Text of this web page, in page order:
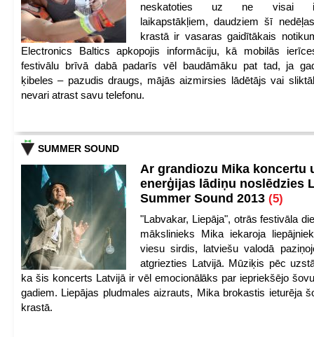
neskatoties uz ne visai
laikapstākļiem, daudziem šī
krastā ir vasaras gaidītākais
Electronics Baltics apkopojis informāciju, kā mobilās
festivālu brīvā dabā padarīs vēl baudāmāku pat tad, ja
ķibeles – pazudis draugs, mājās aizmirsies lādētājs vai
nevari atrast savu telefonu.
SUMMER SOUND
Ar grandiozu Mika koncertu
enerģijas lādiņu noslēdzies
Summer Sound 2013 (5)
"Labvakar, Liepāja", otrās festivāla
mākslinieks Mika iekaroja
viesu sirdis, latviešu valodā
atgriezties Latvijā. Mūziķis pēc
ka šis koncerts Latvijā ir vēl emocionālāks par iepriekšējo
gadiem. Liepājas pludmales aizrauts, Mika brokastis ieturēja
krastā.